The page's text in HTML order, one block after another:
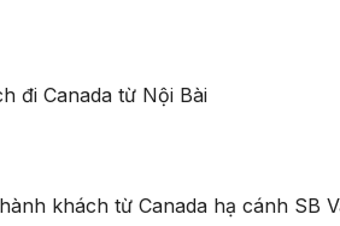
đi Canada từ Nội Bài
khách từ Canada hạ cánh SB